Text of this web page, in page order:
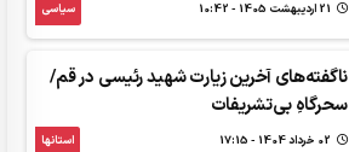
سیاسی
ناگفته‌های آخرین زیارت شهید رئیسی در قم/
سحرگاهِ بی‌تشریفات
استانها